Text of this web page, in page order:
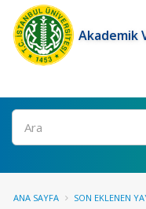
Akademik
Ara
ANA SAYFA SON EKLENEN